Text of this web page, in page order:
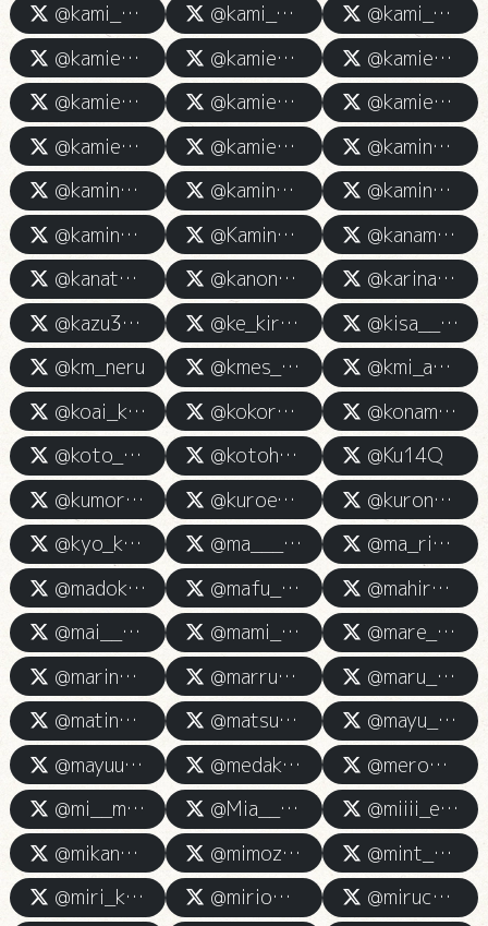
@kami_no_rushia
@kami_winterxx
@kami_yuiko46
@kamies_tein
@kamiesu_hurry
@kamiesu_kiara
@kamiesu_komugi
@kamiesu_maho
@kamiesu_tofu
@kamiesukali
@kamiesute_hkr
@kamino_Arare
@kamino_kanon
@kamino_keira
@kamino_syuna
@kamino_tsukushi
@Kaminoest_210
@kaname_kamiess
@kanatachan_dayo
@kanon_kamiesu
@karinana_kami
@kazu3dayo_
@ke_kirimi
@kisa__kamiesu
@km_neru
@kmes_3neka
@kmi_ami3
@koai_kamiesu
@kokoron__pipipi
@konaminn_
@koto_ri00
@kotoha_esthe
@Ku14Q
@kumori_kamiesu
@kuroe_kamiesu
@kurona_kamino
@kyo_kamies
@ma_____amu
@ma_ri_KAMi
@madokakamiesute
@mafu_kamies
@mahiro_kamiesu
@mai__kmes
@mami_kamiesu
@mare_happytime
@marino_kami227
@marruuun
@maru__ruxx
@matinamoo
@matsuri_kamiesu
@mayu_kamiesss
@mayuu_kami_
@medaka__kamiesu
@meromeroMeronPp
@mi__miich
@Mia__222__
@miiii_esthe
@mikan_chan55
@mimoza_kami
@mint_godangel
@miri_kamino
@mirio3312
@miruchi_kamiesu